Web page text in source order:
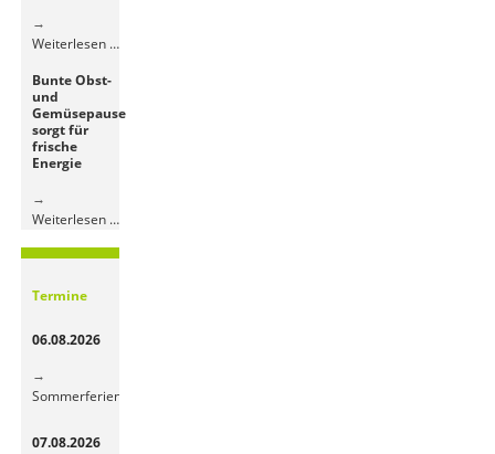
Weiterlesen …KI
Bunte Obst-
und
Gemüsepause
sorgt für
frische
Energie
Weiterlesen …Bunte
und
Termine
06.08.2026
Sommerferien
07.08.2026